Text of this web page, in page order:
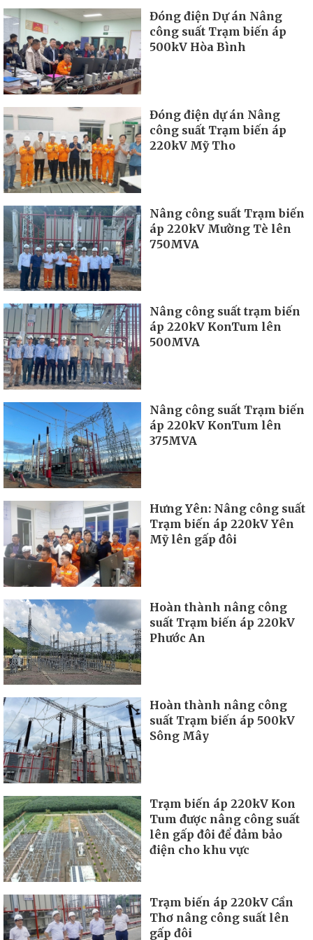
Đóng điện Dự án Nâng
công suất Trạm biến áp
500kV Hòa Bình
Đóng điện dự án Nâng
công suất Trạm biến áp
220kV Mỹ Tho
Nâng công suất Trạm biến
áp 220kV Mường Tè lên
750MVA
Nâng công suất trạm biến
áp 220kV KonTum lên
500MVA
Nâng công suất Trạm biến
áp 220kV KonTum lên
375MVA
Hưng Yên: Nâng công suất
Trạm biến áp 220kV Yên
Mỹ lên gấp đôi
Hoàn thành nâng công
suất Trạm biến áp 220kV
Phước An
Hoàn thành nâng công
suất Trạm biến áp 500kV
Sông Mây
Trạm biến áp 220kV Kon
Tum được nâng công suất
lên gấp đôi để đảm bảo
điện cho khu vực
Trạm biến áp 220kV Cần
Thơ nâng công suất lên
gấp đôi